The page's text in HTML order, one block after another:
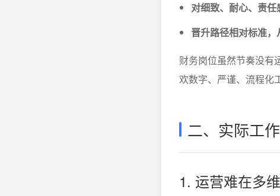
对细致、耐心、责任
晋升路径相对标准，
财务岗位虽然节奏没有
欢数字、严谨、流程化
二、实际工
1. 运营难在多